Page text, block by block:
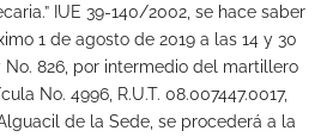
IUE 39-140/2002, se hace saber
1 de agosto de 2019 a las 14 y 30
No. 826, por intermedio del martillero
No. 4996, R.U.T. 08.007447.0017,
de la Sede, se procederá a la